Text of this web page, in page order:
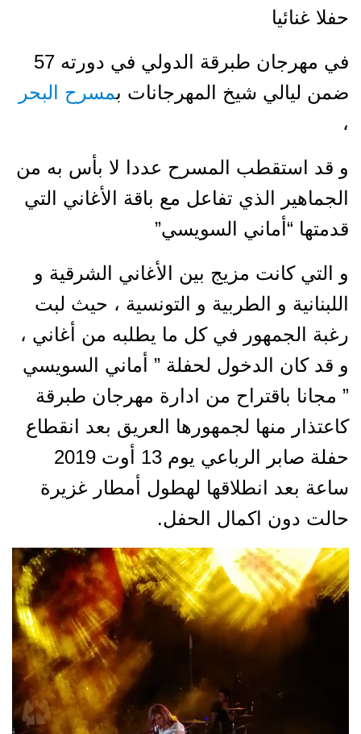
حفلا غنائيا
في مهرجان طبرقة الدولي في دورته 57
ضمن ليالي شيخ المهرجانات بمسرح البحر
،
و قد استقطب المسرح عددا لا بأس به من
الجماهير الذي تفاعل مع باقة الأغاني التي
قدمتها “أماني السويسي”
و التي كانت مزيج بين الأغاني الشرقية و
اللبنانية و الطربية و التونسية ، حيث لبت
رغبة الجمهور في كل ما يطلبه من أغاني ،
و قد كان الدخول لحفلة ” أماني السويسي
” مجانا باقتراح من ادارة مهرجان طبرقة
كاعتذار منها لجمهورها العريق بعد انقطاع
حفلة صابر الرباعي يوم 13 أوت 2019
ساعة بعد انطلاقها لهطول أمطار غزيرة
حالت دون اكمال الحفل.